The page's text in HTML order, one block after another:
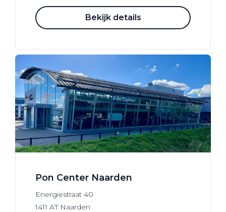
Bekijk details
Pon Center Naarden
Energiestraat 40
1411 AT Naarden